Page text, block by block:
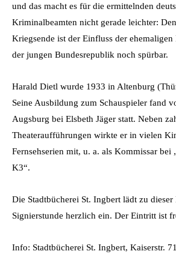
und das macht es für die ermittelnden
Kriminalbeamten nicht gerade leichter:
Kriegsende ist der Einfluss der ehemaligen
der jungen Bundesrepublik noch spürbar.
Harald Dietl wurde 1933 in Altenburg
Seine Ausbildung zum Schauspieler fand
Augsburg bei Elsbeth Jäger statt. Neben
Theateraufführungen wirkte er in vielen
Fernsehserien mit, u. a. als Kommissar bei
K3“.
Die Stadtbücherei St. Ingbert lädt zu dieser
Signierstunde herzlich ein. Der Eintritt ist
Info: Stadtbücherei St. Ingbert, Kaiserstr.